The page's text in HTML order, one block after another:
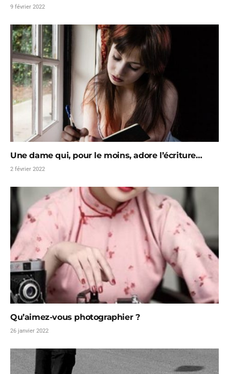
9 février 2022
Une dame qui, pour le moins, adore l’écriture…
2 février 2022
Qu’aimez-vous photographier ?
26 janvier 2022